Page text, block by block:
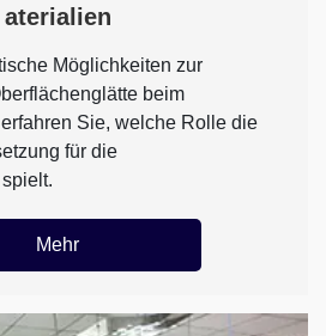
aterialien
Möglichkeiten zur
beim
Sie, welche Rolle die
für die
Mehr